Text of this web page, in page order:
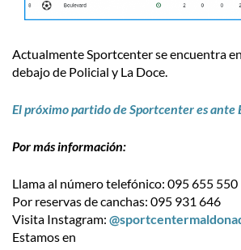
Actualmente Sportcenter se encuentra
debajo de Policial y La Doce.
El próximo partido de Sportcenter es ante
Por más información:
Llama al número telefónico: 095 655 550
Por reservas de canchas: 095 931 646
Visita Instagram:
Estamos en